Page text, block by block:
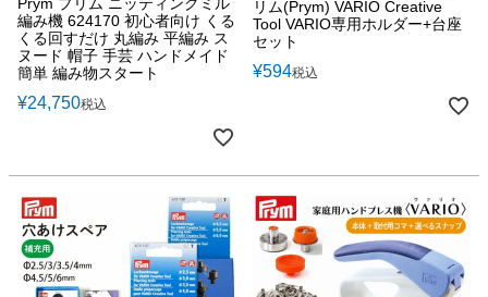
Prym プリム ニッティングミル
編み機 624170 初心者向け くる
くる回すだけ 丸編み 平編み ス
ヌード 帽子 手芸 ハンドメイド
簡単 編み物スタート
¥24,750税込
リム(Prym) VARIO Creative
Tool VARIO専用ホルダー+台座
セット
¥594税込